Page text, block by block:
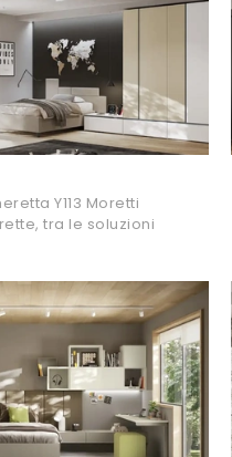
Y113 Moretti
tra le soluzioni